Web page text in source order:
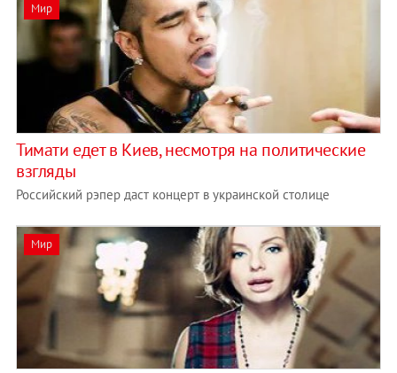
Мир
Тимати едет в Киев, несмотря на политические
взгляды
Российский рэпер даст концерт в украинской столице
Мир